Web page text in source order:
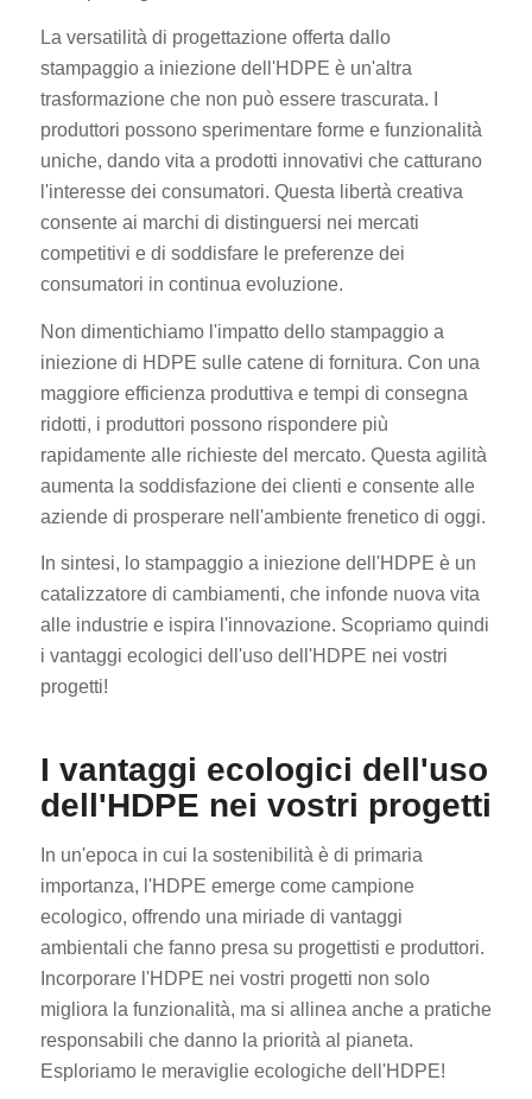
La versatilità di progettazione offerta dallo
stampaggio a iniezione dell'HDPE è un'altra
trasformazione che non può essere trascurata. I
produttori possono sperimentare forme e funzionalità
uniche, dando vita a prodotti innovativi che catturano
l'interesse dei consumatori. Questa libertà creativa
consente ai marchi di distinguersi nei mercati
competitivi e di soddisfare le preferenze dei
consumatori in continua evoluzione.
Non dimentichiamo l'impatto dello stampaggio a
iniezione di HDPE sulle catene di fornitura. Con una
maggiore efficienza produttiva e tempi di consegna
ridotti, i produttori possono rispondere più
rapidamente alle richieste del mercato. Questa agilità
aumenta la soddisfazione dei clienti e consente alle
aziende di prosperare nell'ambiente frenetico di oggi.
In sintesi, lo stampaggio a iniezione dell'HDPE è un
catalizzatore di cambiamenti, che infonde nuova vita
alle industrie e ispira l'innovazione. Scopriamo quindi
i vantaggi ecologici dell'uso dell'HDPE nei vostri
progetti!
I vantaggi ecologici dell'uso
dell'HDPE nei vostri progetti
In un'epoca in cui la sostenibilità è di primaria
importanza, l'HDPE emerge come campione
ecologico, offrendo una miriade di vantaggi
ambientali che fanno presa su progettisti e produttori.
Incorporare l'HDPE nei vostri progetti non solo
migliora la funzionalità, ma si allinea anche a pratiche
responsabili che danno la priorità al pianeta.
Esploriamo le meraviglie ecologiche dell'HDPE!